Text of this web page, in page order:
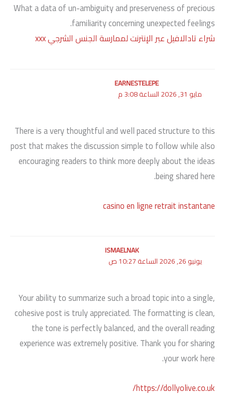
What a data of un-ambiguity and preserveness of precious
familiarity concerning unexpected feelings.
شراء تادالافيل عبر الإنترنت لممارسة الجنس الشرجي xxx
EARNESTELEPE
مايو 31, 2026 الساعة 3:08 م
There is a very thoughtful and well paced structure to this
post that makes the discussion simple to follow while also
encouraging readers to think more deeply about the ideas
being shared here.
casino en ligne retrait instantane
ISMAELNAK
يونيو 26, 2026 الساعة 10:27 ص
Your ability to summarize such a broad topic into a single,
cohesive post is truly appreciated. The formatting is clean,
the tone is perfectly balanced, and the overall reading
experience was extremely positive. Thank you for sharing
your work here.
https://dollyolive.co.uk/